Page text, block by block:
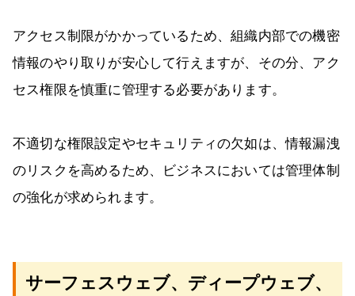
アクセス制限がかかっているため、組織内部での機密
情報のやり取りが安心して行えますが、その分、アク
セス権限を慎重に管理する必要があります。
不適切な権限設定やセキュリティの欠如は、情報漏洩
のリスクを高めるため、ビジネスにおいては管理体制
の強化が求められます。
サーフェスウェブ、ディープウェブ、